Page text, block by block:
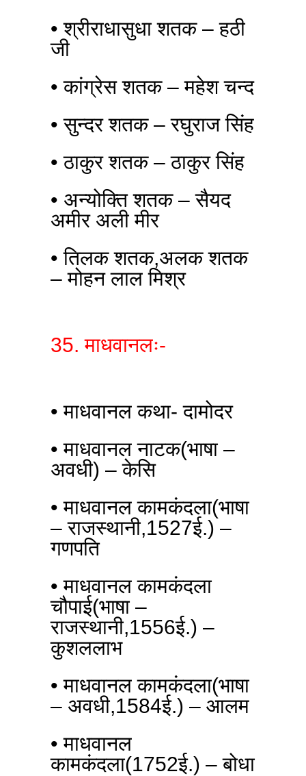
• श्रीराधासुधा शतक – हठी
जी
• कांग्रेस शतक – महेश चन्द
• सुन्दर शतक – रघुराज सिंह
• ठाकुर शतक – ठाकुर सिंह
• अन्योक्ति शतक – सैयद
अमीर अली मीर
• तिलक शतक,अलक शतक
– मोहन लाल मिश्र
35. माधवानलः-
• माधवानल कथा- दामोदर
• माधवानल नाटक(भाषा –
अवधी) – केसि
• माधवानल कामकंदला(भाषा
– राजस्थानी,1527ई.) –
गणपति
• माधवानल कामकंदला
चौपाई(भाषा –
राजस्थानी,1556ई.) –
कुशललाभ
• माधवानल कामकंदला(भाषा
– अवधी,1584ई.) – आलम
• माधवानल
कामकंदला(1752ई.) – बोधा